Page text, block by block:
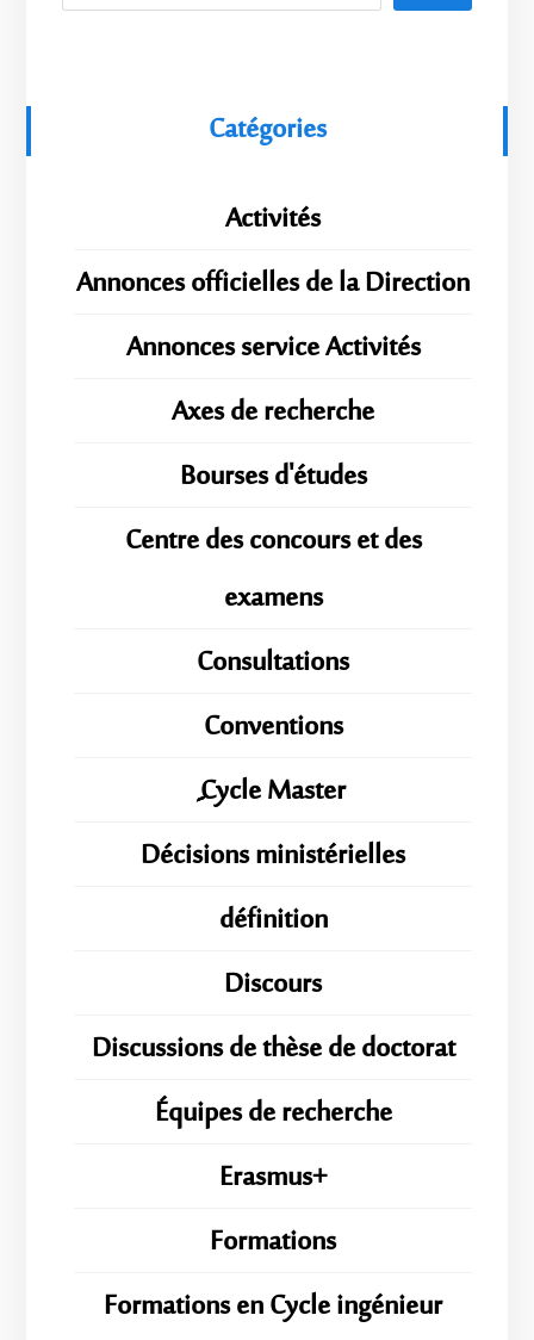
Catégories
Activités
Annonces officielles de la Direction
Annonces service Activités
Axes de recherche
Bourses d'études
Centre des concours et des
examens
Consultations
Conventions
ِِِCycle Master
Décisions ministérielles
définition
Discours
Discussions de thèse de doctorat
Équipes de recherche
Erasmus+
Formations
Formations en Cycle ingénieur